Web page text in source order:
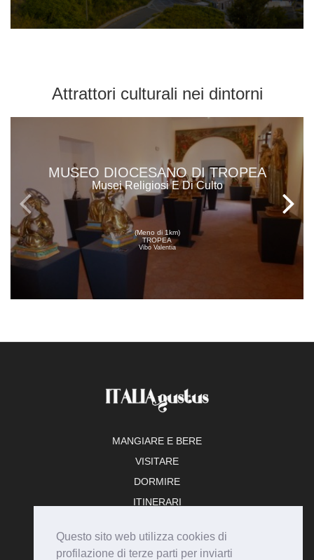
Questo sito web utilizza cookies di
profilazione di terze parti per inviarti
Attrattori culturali nei dintorni
MUSEO DIOCESANO DI TROPEA
Musei Religiosi E Di Culto
(Meno di 1km)
TROPEA
Vibo Valentia
MANGIARE E BERE
VISITARE
DORMIRE
ITINERARI
ADERISCI